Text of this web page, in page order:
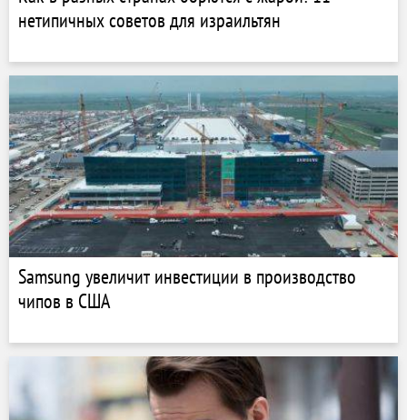
нетипичных советов для израильтян
Samsung увеличит инвестиции в производство
чипов в США